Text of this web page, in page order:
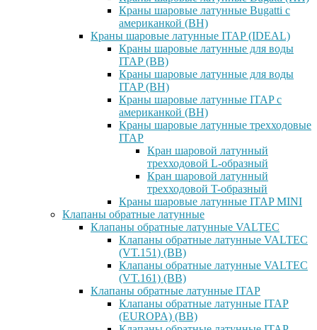
Краны шаровые латунные Bugatti с
американкой (ВН)
Краны шаровые латунные ITAP (IDEAL)
Краны шаровые латунные для воды
ITAP (ВВ)
Краны шаровые латунные для воды
ITAP (ВН)
Краны шаровые латунные ITAP с
американкой (ВН)
Краны шаровые латунные трехходовые
ITAP
Кран шаровой латунный
трехходовой L-образный
Кран шаровой латунный
трехходовой T-образный
Краны шаровые латунные ITAP MINI
Клапаны обратные латунные
Клапаны обратные латунные VALTEC
Клапаны обратные латунные VALTEC
(VT.151) (ВВ)
Клапаны обратные латунные VALTEC
(VT.161) (ВВ)
Клапаны обратные латунные ITAP
Клапаны обратные латунные ITAP
(EUROPA) (ВВ)